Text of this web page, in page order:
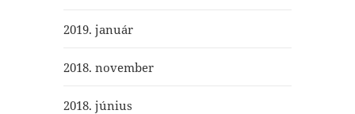
2019. január
2018. november
2018. június